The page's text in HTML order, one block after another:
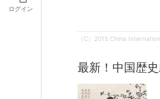
ログイン
（C）2015 China
最新！中国歴